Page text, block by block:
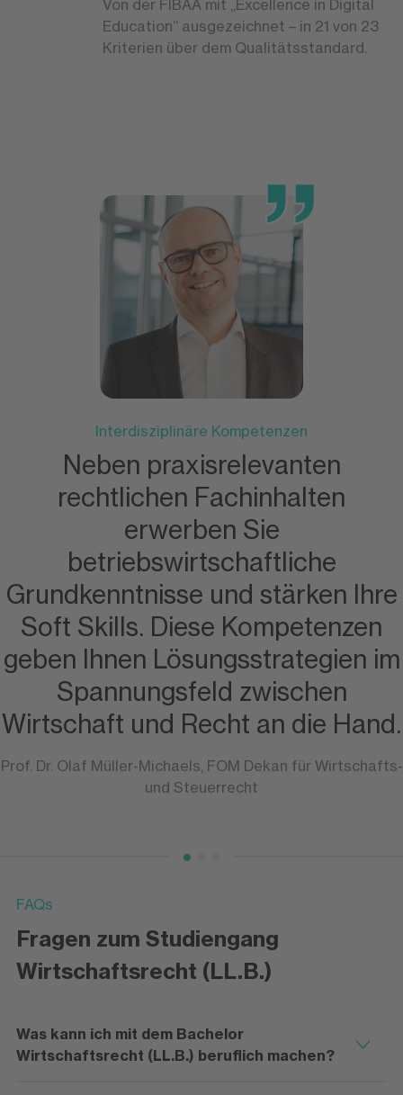
Von der FIBAA mit „Excellence in Digital
Education“ ausgezeichnet – in 21 von 23
Kriterien über dem Qualitätsstandard.
Interdisziplinäre Kompetenzen
Neben praxisrelevanten
rechtlichen Fachinhalten
erwerben Sie
betriebswirtschaftliche
Grundkenntnisse und stärken Ihre
Soft Skills. Diese Kompetenzen
geben Ihnen Lösungsstrategien im
Spannungsfeld zwischen
Wirtschaft und Recht an die Hand.
Prof. Dr. Olaf Müller-Michaels, FOM Dekan für Wirtschafts-
und Steuerrecht
FAQs
Fragen zum Studiengang
Wirtschaftsrecht (LL.B.)
Was kann ich mit dem Bachelor
Wirtschaftsrecht (LL.B.) beruflich machen?